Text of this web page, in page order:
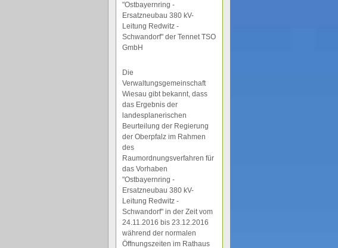
"Ostbayernring -
Ersatzneubau 380 kV-
Leitung Redwitz -
Schwandorf" der Tennet TSO
GmbH
Die
Verwaltungsgemeinschaft
Wiesau gibt bekannt, dass
das Ergebnis der
landesplanerischen
Beurteilung der Regierung
der Oberpfalz im Rahmen
des
Raumordnungsverfahren für
das Vorhaben
"Ostbayernring -
Ersatzneubau 380 kV-
Leitung Redwitz -
Schwandorf" in der Zeit vom
24.11.2016 bis 23.12.2016
während der normalen
Öffnungszeiten im Rathaus